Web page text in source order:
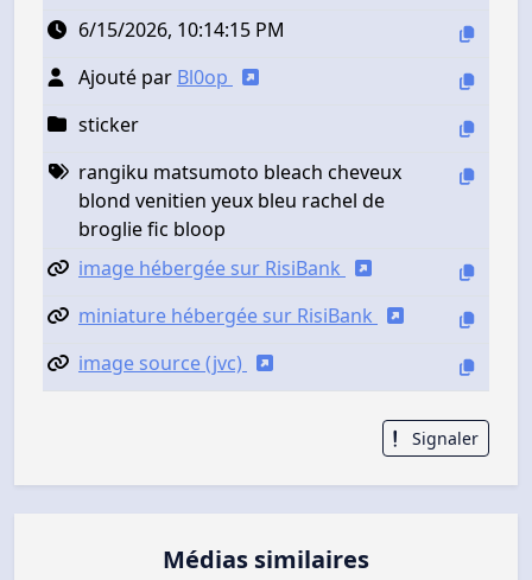
6/15/2026, 10:14:15 PM
Ajouté par Bl0op
sticker
rangiku matsumoto bleach cheveux
blond venitien yeux bleu rachel de
broglie fic bloop
image hébergée sur RisiBank
miniature hébergée sur RisiBank
image source (jvc)
Signaler
Médias similaires